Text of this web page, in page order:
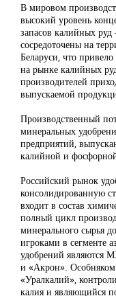
В мировом
высокий уровень
запасов калийных
сосредоточены на
Беларуси, что
на рынке калийных
производителей
выпускаемой
Производственный
минеральных
предприятий,
калийной и
Российский рынок
консолидированную
входит в состав
полный цикл
минерального сырья
игроками в сегменте
удобрений являются
и «Акрон».
«Уралкалий»,
калия и являющийся